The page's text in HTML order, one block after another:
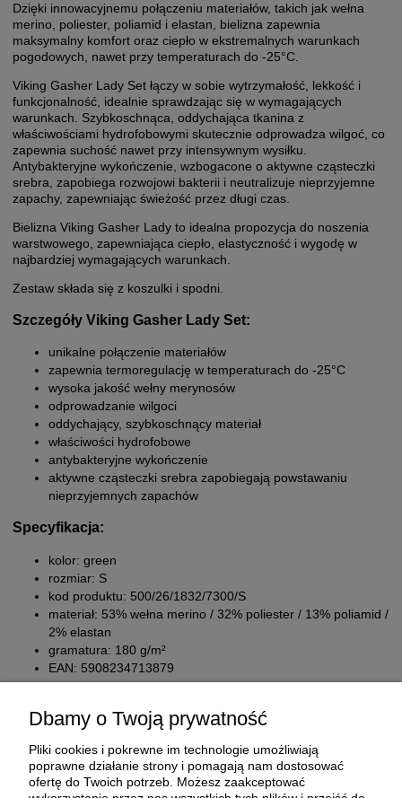
Dzięki innowacyjnemu połączeniu materiałów, takich jak wełna
merino, poliester, poliamid i elastan, bielizna zapewnia
maksymalny komfort oraz ciepło w ekstremalnych warunkach
pogodowych, nawet przy temperaturach do -25°C.
Viking Gasher Lady Set łączy w sobie wytrzymałość, lekkość i
funkcjonalność, idealnie sprawdzając się w wymagających
warunkach. Szybkoschnąca, oddychająca tkanina z
właściwościami hydrofobowymi skutecznie odprowadza wilgoć, co
zapewnia suchość nawet przy intensywnym wysiłku.
Antybakteryjne wykończenie, wzbogacone o aktywne cząsteczki
srebra, zapobiega rozwojowi bakterii i neutralizuje nieprzyjemne
zapachy, zapewniając świeżość przez długi czas.
Bielizna Viking Gasher Lady to idealna propozycja do noszenia
warstwowego, zapewniająca ciepło, elastyczność i wygodę w
najbardziej wymagających warunkach.
Zestaw składa się z koszulki i spodni.
Szczegóły Viking Gasher Lady Set:
unikalne połączenie materiałów
zapewnia termoregulację w temperaturach do -25°C
wysoka jakość wełny merynosów
odprowadzanie wilgoci
oddychający, szybkoschnący materiał
właściwości hydrofobowe
antybakteryjne wykończenie
aktywne cząsteczki srebra zapobiegają powstawaniu
nieprzyjemnych zapachów
Specyfikacja:
kolor: green
rozmiar: S
kod produktu: 500/26/1832/7300/S
materiał: 53% wełna merino / 32% poliester / 13% poliamid /
2% elastan
gramatura: 180 g/m²
EAN: 5908234713879
Dbamy o Twoją prywatność
Pliki cookies i pokrewne im technologie umożliwiają
poprawne działanie strony i pomagają nam dostosować
ofertę do Twoich potrzeb. Możesz zaakceptować